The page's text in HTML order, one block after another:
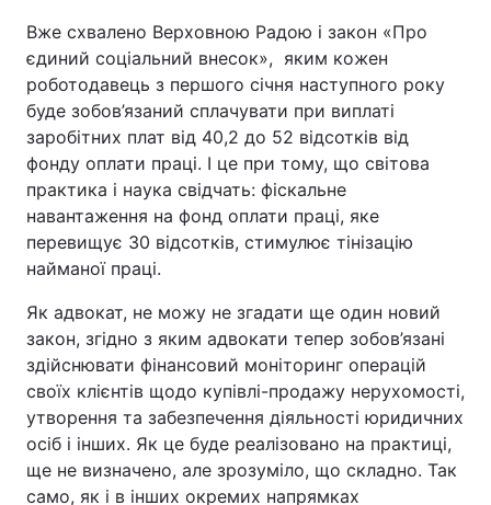
Вже схвалено Верховною Радою і закон «Про
єдиний соціальний внесок», яким кожен
роботодавець з першого січня наступного року
буде зобов’язаний сплачувати при виплаті
заробітних плат від 40,2 до 52 відсотків від
фонду оплати праці. І це при тому, що світова
практика і наука свідчать: фіскальне
навантаження на фонд оплати праці, яке
перевищує 30 відсотків, стимулює тінізацію
найманої праці.
Як адвокат, не можу не згадати ще один новий
закон, згідно з яким адвокати тепер зобов’язані
здійснювати фінансовий моніторинг операцій
своїх клієнтів щодо купівлі-продажу нерухомості,
утворення та забезпечення діяльності юридичних
осіб і інших. Як це буде реалізовано на практиці,
ще не визначено, але зрозуміло, що складно. Так
само, як і в інших окремих напрямках